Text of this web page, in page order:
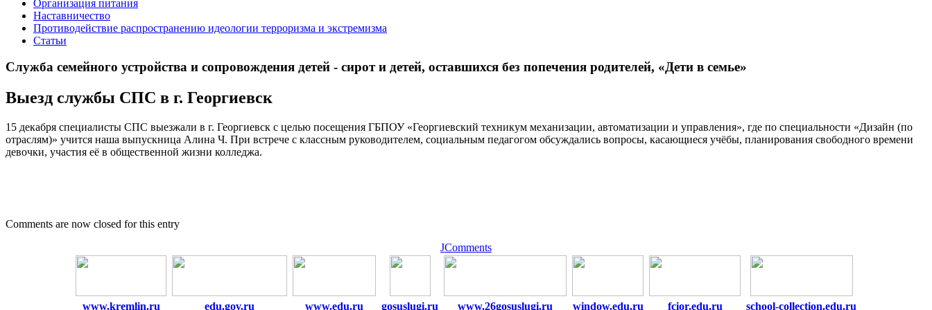
Организация питания
Наставничество
Противодействие распространению идеологии терроризма и экстремизма
Статьи
Служба семейного устройства и сопровождения детей - сирот и детей, оставшихся без попечения родителей, «Дети в семье»
Выезд службы СПС в г. Георгиевск
15 декабря специалисты СПС выезжали в г. Георгиевск с целью посещения ГБПОУ «Георгиевский техникум механизации, автоматизации и управления», где по специальности «Дизайн (по
отраслям)» учится наша выпускница Алина Ч. При встрече с классным руководителем, социальным педагогом обсуждались вопросы, касающиеся учёбы, планирования свободного времени
девочки, участия её в общественной жизни колледжа.
Comments are now closed for this entry
JComments
www.kremlin.ru edu.gov.ru www.edu.ru gosuslugi.ru www.26gosuslugi.ru window.edu.ru fcior.edu.ru school-collection.edu.ru